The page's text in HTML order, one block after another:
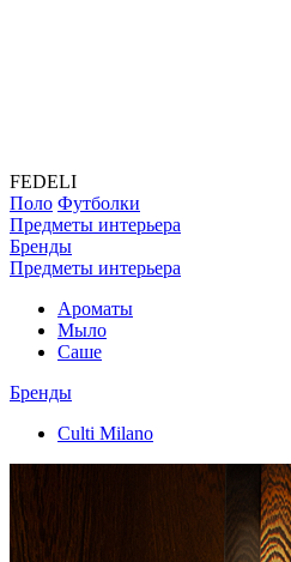
FEDELI
Поло Футболки
Предметы интерьера
Бренды
Предметы интерьера
Ароматы
Мыло
Саше
Бренды
Culti Milano